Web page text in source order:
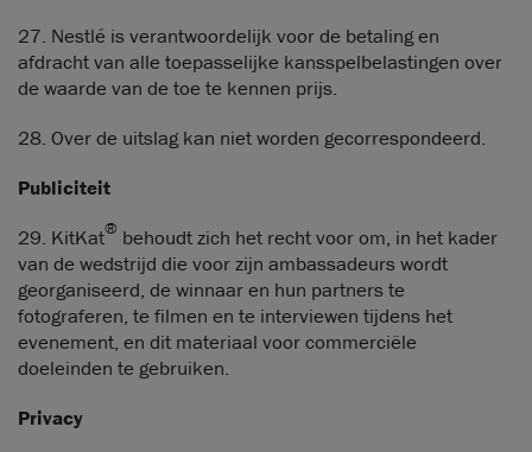
27. Nestlé is verantwoordelijk voor de betaling en
afdracht van alle toepasselijke kansspelbelastingen over
de waarde van de toe te kennen prijs.
28. Over de uitslag kan niet worden gecorrespondeerd.
Publiciteit
29. KitKat® behoudt zich het recht voor om, in het kader
van de wedstrijd die voor zijn ambassadeurs wordt
georganiseerd, de winnaar en hun partners te
fotograferen, te filmen en te interviewen tijdens het
evenement, en dit materiaal voor commerciële
doeleinden te gebruiken.
Privacy